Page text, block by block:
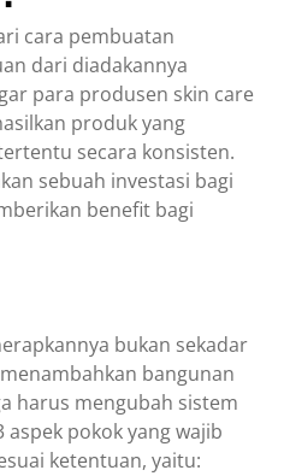
cara pembuatan
dari diadakannya
para produsen skin care
produk yang
secara konsisten.
sebuah investasi bagi
benefit bagi
bukan sekadar
bangunan
harus mengubah sistem
aspek pokok yang wajib
ketentuan, yaitu: